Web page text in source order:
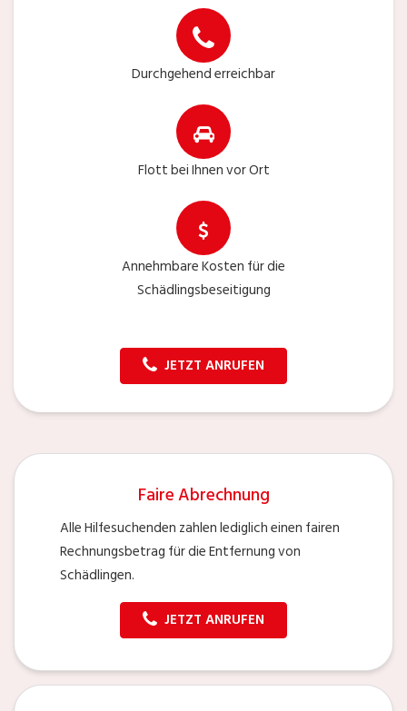
Durchgehend erreichbar
Flott bei Ihnen vor Ort
Annehmbare Kosten für die
Schädlingsbeseitigung
JETZT ANRUFEN
Faire Abrechnung
Alle Hilfesuchenden zahlen lediglich einen fairen
Rechnungsbetrag für die Entfernung von
Schädlingen.
JETZT ANRUFEN